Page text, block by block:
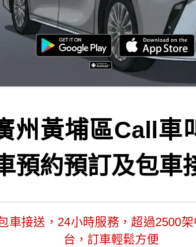
州黃埔區Call車
預約預訂及包車
車接送，24小時服務，超過2500
台，訂車輕鬆方便